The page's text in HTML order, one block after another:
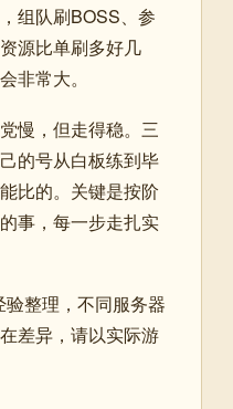
组队刷BOSS、参
源比单刷多好几
非常大。
慢，但走得稳。三
的号从白板练到毕
比的。关键是按阶
事，每一步走扎实
整理，不同服务器
差异，请以实际游